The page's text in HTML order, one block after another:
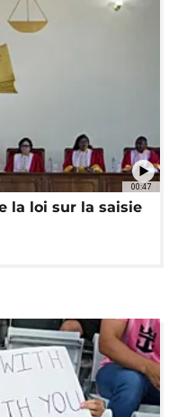
00:47
la loi sur la saisie